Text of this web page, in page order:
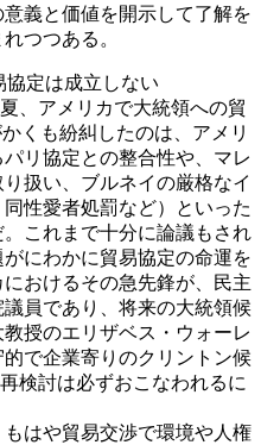
義と価値を開示して了解を
つつある。
協定は成立しない
、アメリカで大統領への貿
くも紛糾したのは、アメリ
リ協定との整合性や、マレ
扱い、ブルネイの厳格なイ
性愛者処罰など）といった
これまで十分に論議もされ
にわかに貿易協定の命運を
おけるその急先鋒が、民主
員であり、将来の大統領候
授のエリザベス・ウォーレ
で企業寄りのクリントン候
検討は必ずおこなわれるに
はや貿易交渉で環境や人権